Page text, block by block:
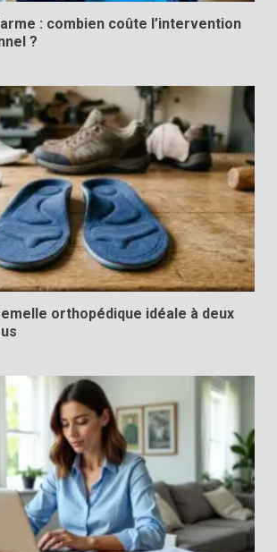
: combien coûte l’intervention
?
orthopédique idéale à deux